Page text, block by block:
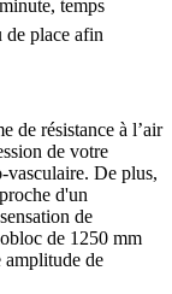
temps
de place afin
de résistance à l’air
de votre
vasculaire. De plus,
d'un
de
de 1250 mm
amplitude de